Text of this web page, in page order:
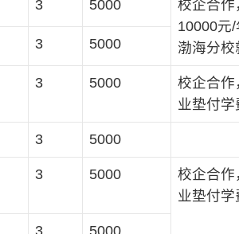
3 5000
校企合作
10000元/
渤海分校
3 5000
3 5000
校企合作
业垫付学
3 5000
3 5000
校企合作
业垫付学
3 5000